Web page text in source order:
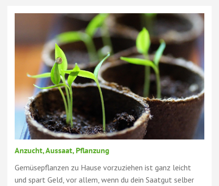
Anzucht, Aussaat, Pflanzung
Gemüsepflanzen zu Hause vorzuziehen ist ganz leicht
und spart Geld, vor allem, wenn du dein Saatgut selber